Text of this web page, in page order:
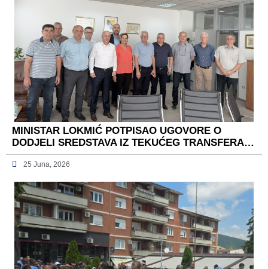
MINISTAR LOKMIĆ POTPISAO UGOVORE O
DODJELI SREDSTAVA IZ TEKUĆEG TRANSFERA…
25 Juna, 2026